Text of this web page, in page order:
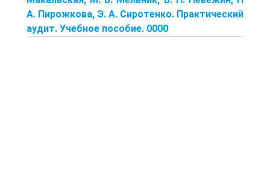
А. Пирожкова, Э. А. Сиротенко. Практический
аудит. Учебное пособие. 0000